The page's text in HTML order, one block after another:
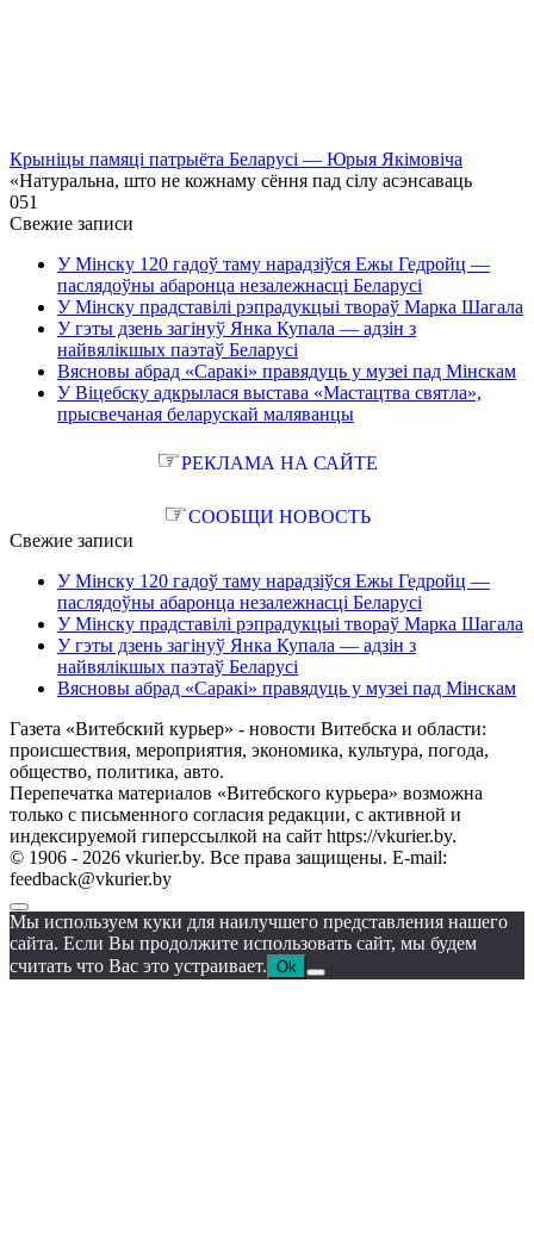
Крыніцы памяці патрыёта Беларусі — Юрыя Якімовіча
«Натуральна, што не кожнаму сёння пад сілу асэнсаваць
051
Свежие записи
У Мінску 120 гадоў таму нарадзіўся Ежы Гедройц —
паслядоўны абаронца незалежнасці Беларусі
У Мінску прадставілі рэпрадукцыі твораў Марка Шагала
У гэты дзень загінуў Янка Купала — адзін з
найвялікшых паэтаў Беларусі
Вясновы абрад «Саракі» правядуць у музеі пад Мінскам
У Віцебску адкрылася выстава «Мастацтва святла»,
прысвечаная беларускай маляванцы
☞РЕКЛАМА НА САЙТЕ
☞СООБЩИ НОВОСТЬ
Свежие записи
У Мінску 120 гадоў таму нарадзіўся Ежы Гедройц —
паслядоўны абаронца незалежнасці Беларусі
У Мінску прадставілі рэпрадукцыі твораў Марка Шагала
У гэты дзень загінуў Янка Купала — адзін з
найвялікшых паэтаў Беларусі
Вясновы абрад «Саракі» правядуць у музеі пад Мінскам
Газета «Витебский курьер» - новости Витебска и области:
происшествия, мероприятия, экономика, культура, погода,
общество, политика, авто.
Перепечатка материалов «Витебского курьера» возможна
только с письменного согласия редакции, с активной и
индексируемой гиперссылкой на сайт https://vkurier.by.
© 1906 - 2026 vkurier.by. Все права защищены. E-mail:
feedback@vkurier.by
Мы используем куки для наилучшего представления нашего
сайта. Если Вы продолжите использовать сайт, мы будем
считать что Вас это устраивает. Ok